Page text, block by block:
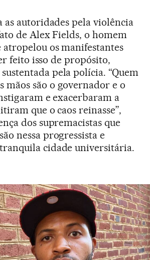
as autoridades pela violência
de Alex Fields, o homem
atropelou os manifestantes
feito isso de propósito,
pela polícia. “Quem
mãos são o governador e o
e exacerbaram a
que o caos reinasse”,
dos supremacistas que
nessa progressista e
cidade universitária.